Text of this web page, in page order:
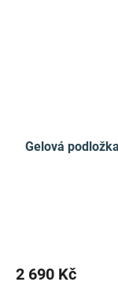
Gelová
2 690 Kč